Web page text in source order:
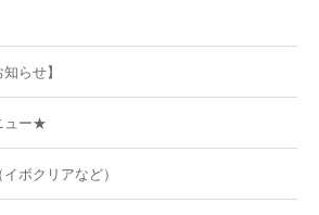
らせ】
ュー★
ボクリアなど）